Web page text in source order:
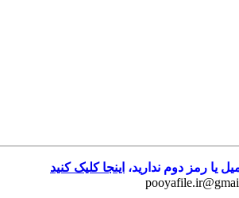
یا رمز دوم ندارید، اینجا کلیک کنید